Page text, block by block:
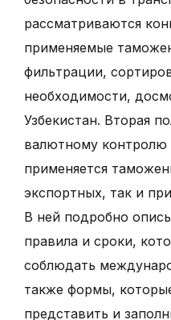
рассматриваются
применяемые
фильтрации,
необходимости,
Узбекистан. Вторая
валютному контролю
применяется
экспортных, так и
В ней подробно
правила и сроки,
соблюдать
также формы,
представить и